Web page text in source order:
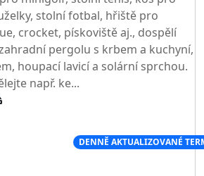
stolní fotbal, hřiště pro
crocket, pískoviště aj., dospělí
pergolu s krbem a kuchyní,
houpací lavicí a solární sprchou.
např. ke...
DENNĚ AKTUALIZOVANÉ